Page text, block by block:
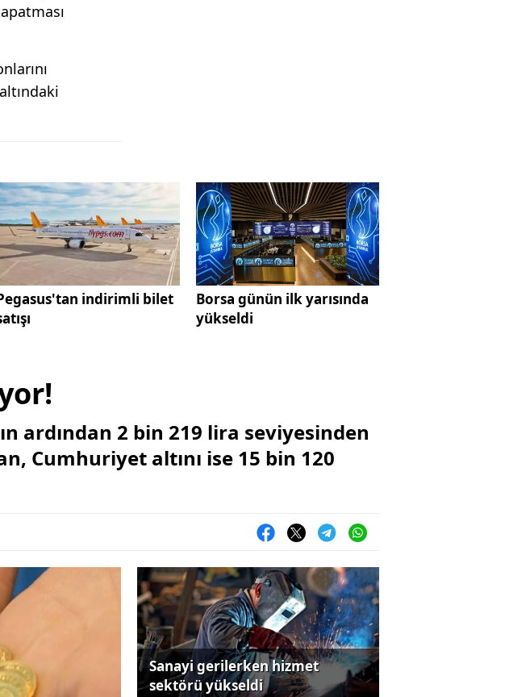
indirimli bilet
Borsa günün ilk yarısında
yükseldi
ardından 2 bin 219 lira seviyesinden
Cumhuriyet altını ise 15 bin 120
Sanayi gerilerken hizmet
sektörü yükseldi